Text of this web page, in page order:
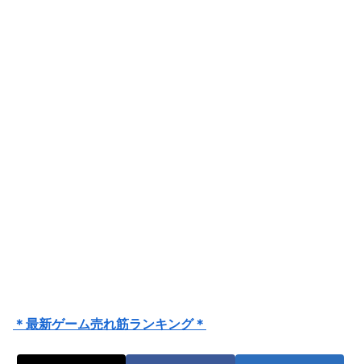
＊最新ゲーム売れ筋ランキング＊